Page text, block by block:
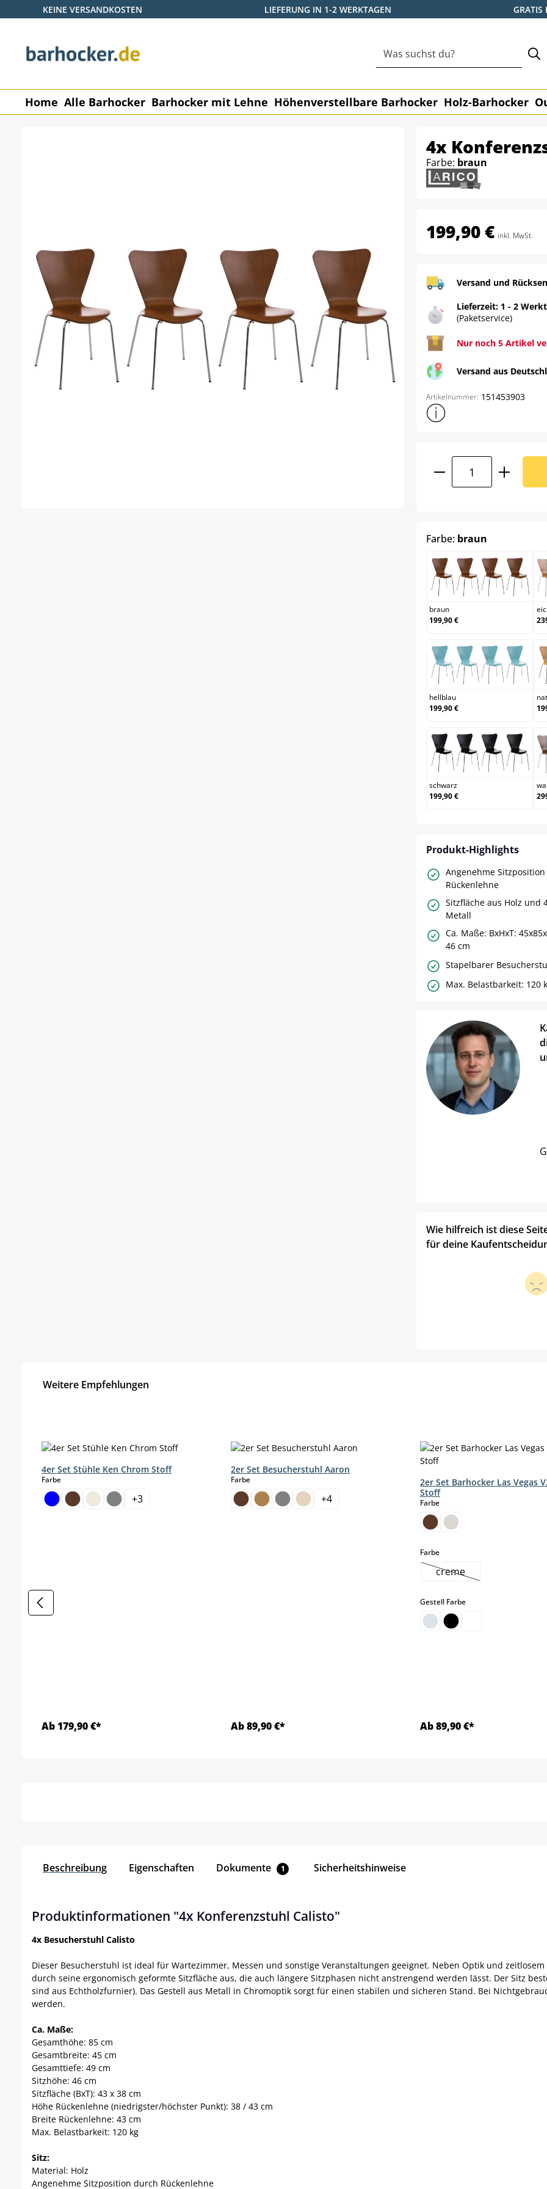
Hauptinhalt springen
Zur Suche springen
Zur Hauptnavigation springen
KEINE VERSANDKOSTEN LIEFERUNG IN 1-2 WERKTAGEN GRATIS
Home Alle Barhocker Barhocker mit Lehne Höhenverstellbare Barhocker Holz-Barhocker
4x
Farbe: braun
199,90 € inkl. MwSt.
Versand und
Lieferzeit: 1 - 2
(Paketservice)
Nur noch 5 Artikel
Versand aus
Artikelnummer: 151453903
Weitere
Produkt Anzahl:
Farbe: braun
braun
braun
199,90 €
hellblau
hellblau
199,90 €
schwarz
schwarz
199,90 €
Produkt-Highlights
Angenehme
Rückenlehne
Sitzfläche aus Holz und
Metall
Ca. Maße: BxHxT:
46 cm
Stapelbarer
Max. Belastbarkeit: 120
Wie hilfreich ist diese
für deine
Weitere Empfehlungen
4er Set Stühle Ken Chrom Stoff
Farbeauswählen
+3
Ab 179,90 €*
2er Set Besucherstuhl Aaron
Farbeauswählen
+4
Ab 89,90 €*
2er Set Barhocker Las Vegas
Stoff
Farbeauswählen
Farbeauswählen
creme(Diese Option ist
Gestell Farbeauswählen
Ab 89,90 €*
Beschreibung Eigenschaften Dokumente 1 Sicherheitshinweise
Produktinformationen "4x Konferenzstuhl Calisto"
4x Besucherstuhl Calisto
Dieser Besucherstuhl ist ideal für Wartezimmer, Messen und sonstige Veranstaltungen geeignet. Neben Optik und
durch seine ergonomisch geformte Sitzfläche aus, die auch längere Sitzphasen nicht anstrengend werden lässt. Der Sitz
sind aus Echtholzfurnier). Das Gestell aus Metall in Chromoptik sorgt für einen stabilen und sicheren Stand. Bei
werden.
Ca. Maße:
Gesamthöhe: 85 cm
Gesamtbreite: 45 cm
Gesamttiefe: 49 cm
Sitzhöhe: 46 cm
Sitzfläche (BxT): 43 x 38 cm
Höhe Rückenlehne (niedrigster/höchster Punkt): 38 / 43 cm
Breite Rückenlehne: 43 cm
Max. Belastbarkeit: 120 kg
Sitz:
Material: Holz
Angenehme Sitzposition durch Rückenlehne